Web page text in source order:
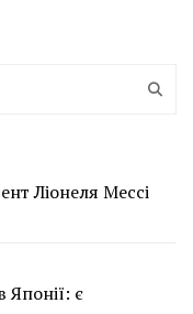
Ліонеля Мессі
Японії: є